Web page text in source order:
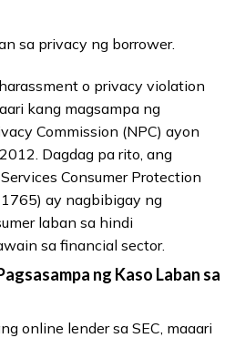
sa privacy ng borrower.
o privacy violation
kang magsampa ng
Commission (NPC) ayon
Dagdag pa rito, ang
Consumer Protection
ay nagbibigay ng
laban sa hindi
sa financial sector.
ng Kaso Laban sa
online lender sa SEC, maaari